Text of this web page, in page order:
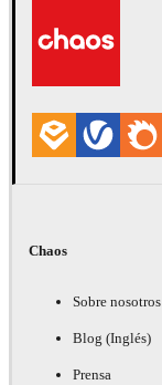
Chaos
Sobre nosotros
Blog (Inglés)
Prensa